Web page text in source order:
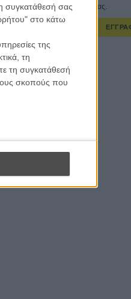
συγκατάθεσή σας
στο κάτω
της
τη
τη συγκατάθεσή
σκοπούς που
εβδομαδιαίο newsletter μας.
λαμβάνω τα newsletter σας.